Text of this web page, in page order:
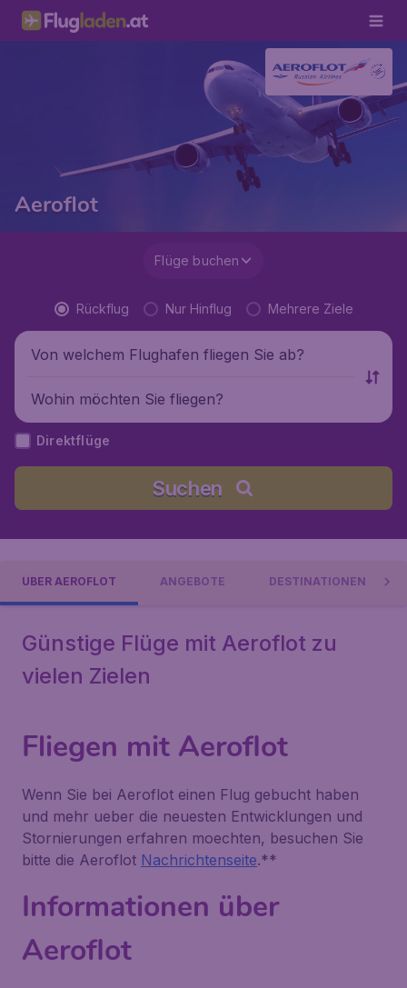
Aeroflot
Flüge buchen
Rückflug Nur Hinflug Mehrere Ziele
Von welchem Flughafen fliegen Sie ab?
Wohin möchten Sie fliegen?
Direktflüge
Suchen
ÜBER AEROFLOT ANGEBOTE DESTINATIONEN
Günstige Flüge mit Aeroflot zu
vielen Zielen
Fliegen mit Aeroflot
Wenn Sie bei Aeroflot einen Flug gebucht haben
und mehr ueber die neuesten Entwicklungen und
Stornierungen erfahren moechten, besuchen Sie
bitte die Aeroflot Nachrichtenseite.**
Informationen über
Aeroflot